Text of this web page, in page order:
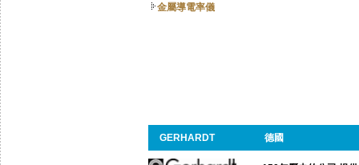
金屬導電率儀
GERHARDT 德國